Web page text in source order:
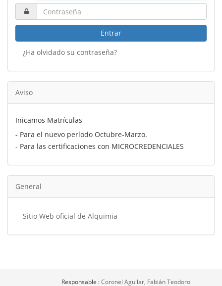
Entrar
¿Ha olvidado su contraseña?
Aviso
Inicamos Matrículas
- Para el nuevo período Octubre-Marzo.
- Para las certificaciones con MICROCREDENCIALES
General
Sitio Web oficial de Alquimia
Responsable :Coronel Aguilar, Fabián Teodoro